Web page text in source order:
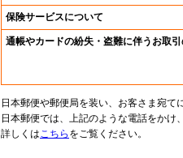
保険サービスについて
通帳やカードの紛失・盗難に伴うお取
日本郵便や郵便局を装い、お客さま宛て
日本郵便では、上記のような電話をかけ
詳しくはこちら をご覧ください。